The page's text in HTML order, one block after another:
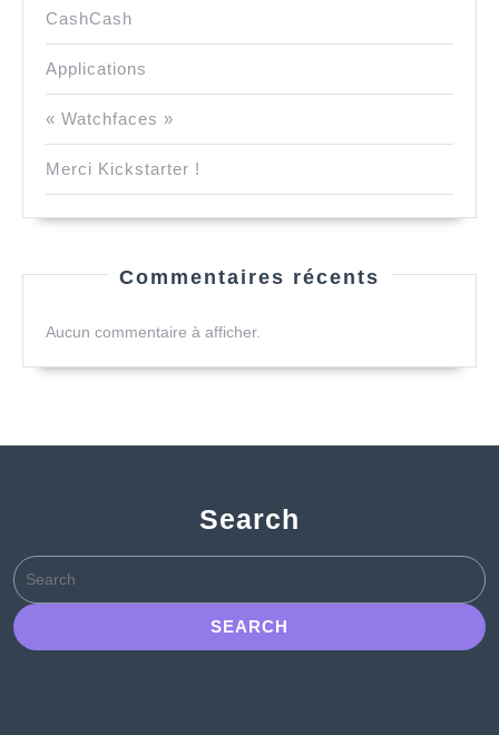
CashCash
Applications
« Watchfaces »
Merci Kickstarter !
Commentaires récents
Aucun commentaire à afficher.
Search
Search
for: